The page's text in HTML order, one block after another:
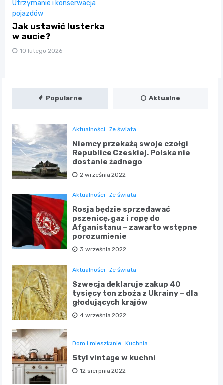
Utrzymanie i konserwacja
pojazdów
Jak ustawić lusterka
w aucie?
10 lutego 2026
Popularne Aktualne
Aktualności Ze świata
Niemcy przekażą swoje czołgi
Republice Czeskiej. Polska nie
dostanie żadnego
2 września 2022
Aktualności Ze świata
Rosja będzie sprzedawać
pszenicę, gaz i ropę do
Afganistanu – zawarto wstępne
porozumienie
3 września 2022
Aktualności Ze świata
Szwecja deklaruje zakup 40
tysięcy ton zboża z Ukrainy – dla
głodujących krajów
4 września 2022
Dom i mieszkanie Kuchnia
Styl vintage w kuchni
12 sierpnia 2022